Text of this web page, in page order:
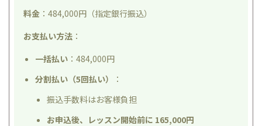
料金 ：484,000円（指定銀行振込）
お支払い方法 ：
一括払い ：484,000円
分割払い（5回払い）
：
振込手数料はお客様負担
お申込後、レッスン開始前に 165,000円